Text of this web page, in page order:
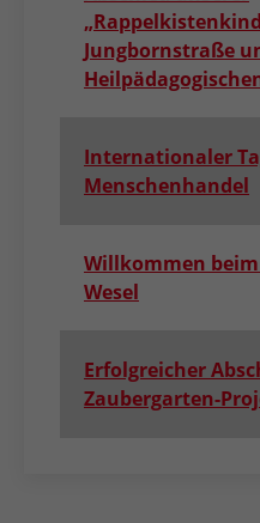
Jungbornstraße
Internationaler
Menschenhandel
Willkommen
Wesel
Erfolgreicher
Zaubergarten-